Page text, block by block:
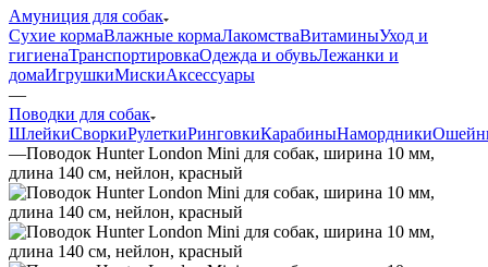
Амуниция для собак
Сухие кормаВлажные кормаЛакомстваВитаминыУход и
гигиенаТранспортировкаОдежда и обувьЛежанки и
домаИгрушкиМискиАксессуары
—
Поводки для собак
ШлейкиСворкиРулеткиРинговкиКарабиныНамордники
—Поводок Hunter London Mini для собак, ширина 10 мм,
длина 140 см, нейлон, красный